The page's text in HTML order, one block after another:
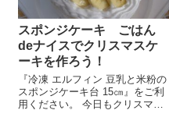
スポンジケーキ ごはん
deナイスでクリスマスケ
ーキを作ろう！
『冷凍 エルフィン 豆乳と米粉の
スポンジケーキ台 15㎝』をご利
用ください。 今日もクリスマス